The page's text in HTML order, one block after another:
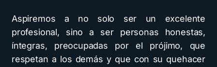
Aspiremos a no solo ser un excelente
profesional, sino a ser personas honestas,
íntegras, preocupadas por el prójimo, que
respetan a los demás y que con su quehacer